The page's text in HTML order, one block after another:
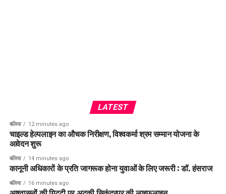
LATEST
बलिया 12 minutes ago
चाइल्ड हेल्पलाइन का औचक निरीक्षण, विश्वकर्मा श्रम सम्मान योजना के
आवेदन शुरू
बलिया 14 minutes ago
कानूनी अधिकारों के प्रति जागरूक होना युवाओं के लिए जरूरी : डॉ. हंसराज
बलिया 16 minutes ago